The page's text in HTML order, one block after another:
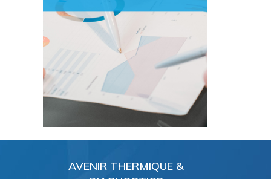
AVENIR THERMIQUE &